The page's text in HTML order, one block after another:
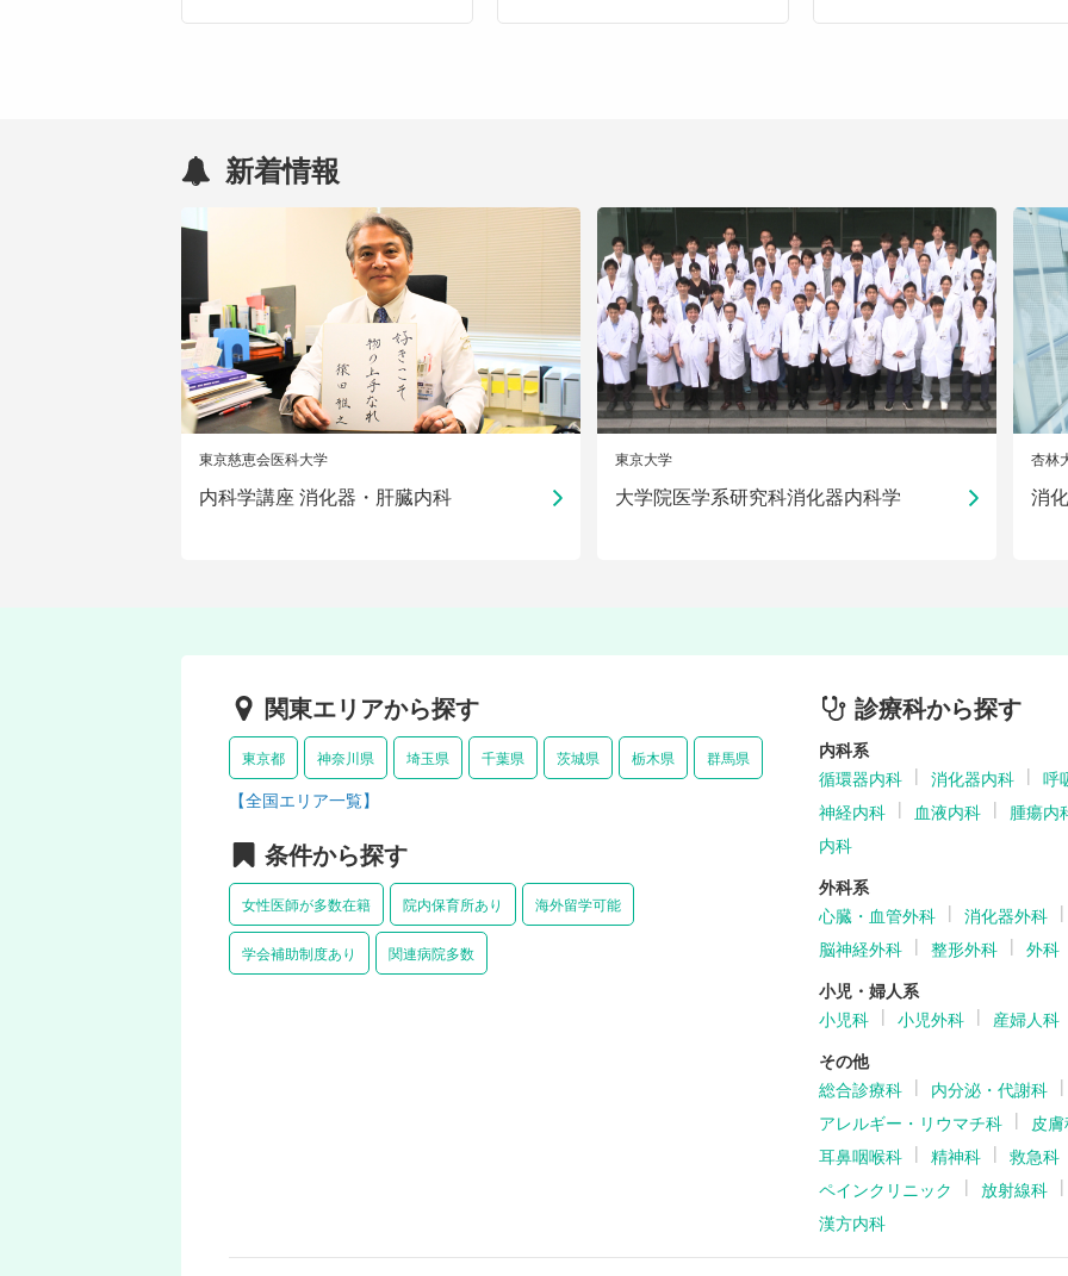
新着情報
東京慈恵会医科大学
内科学講座 消化器・肝臓内科
東京大学
大学院医学系研究科消化器内科学
杏林
消
関東エリアから探す
東京都 神奈川県 埼玉県 千葉県 茨城県 栃木県 群馬県
【全国エリア一覧】
条件から探す
女性医師が多数在籍 院内保育所あり 海外留学可能
学会補助制度あり 関連病院多数
診療科から探す
内科系
循環器内科
消化器内科
呼
神経内科
血液内科
腫瘍内
内科
外科系
心臓・血管外科
消化器外科
脳神経外科
整形外科
外科
小児・婦人系
小児科
小児外科
産婦人科
その他
総合診療科
内分泌・代謝科
アレルギー・リウマチ科
皮
耳鼻咽喉科
精神科
救急科
ペインクリニック
放射線科
漢方内科